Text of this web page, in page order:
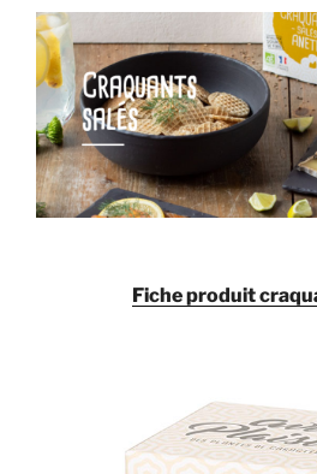
Fiche produit